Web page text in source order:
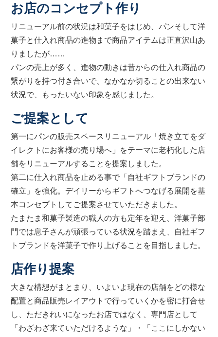
お店のコンセプト作り
リニューアル前の状況は和菓子をはじめ、パンそして洋
菓子と仕入れ商品の進物まで商品アイテムは正直沢山あ
りましたが……
パンの売上が多く、進物の動きは昔からの仕入れ商品の
繋がりを持つ付き合いで、なかなか切ることの出来ない
状況で、もったいない印象を感じました。
ご提案として
第一にパンの販売スペースリニューアル「焼き立てをダ
イレクトにお客様の売り場へ」をテーマに老朽化した店
舗をリニューアルすることを提案しました。
第二に仕入れ商品を止める事で「自社ギフトブランドの
確立」を強化。デイリーからギフトへつなげる展開を基
本コンセプトしてご提案させていただきました。
たまたま和菓子製造の職人の方も定年を迎え、洋菓子部
門では息子さんが頑張っている状況を踏まえ、自社ギフ
トブランドを洋菓子で作り上げることを目指しました。
店作り提案
大きな構想がまとまり、いよいよ現在の店舗をどの様な
配置と商品販売レイアウトで行っていくかを密に打合せ
し、ただきれいになったお店ではなく、専門店として
「わざわざ来ていただけるような」・「ここにしかない